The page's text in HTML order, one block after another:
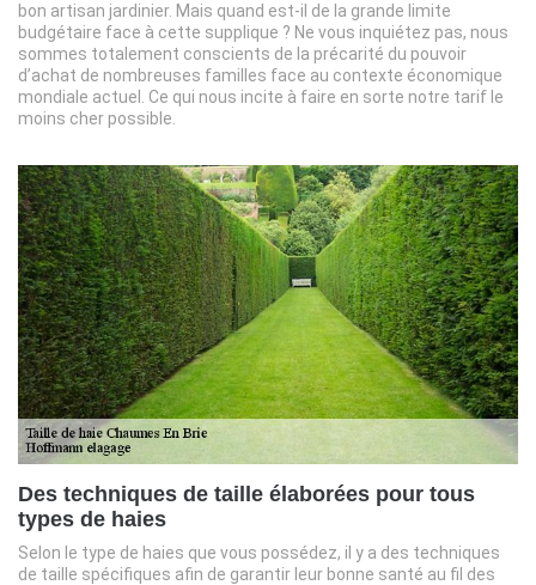
bon artisan jardinier. Mais quand est-il de la grande limite
budgétaire face à cette supplique ? Ne vous inquiétez pas, nous
sommes totalement conscients de la précarité du pouvoir
d’achat de nombreuses familles face au contexte économique
mondiale actuel. Ce qui nous incite à faire en sorte notre tarif le
moins cher possible.
Des techniques de taille élaborées pour tous
types de haies
Selon le type de haies que vous possédez, il y a des techniques
de taille spécifiques afin de garantir leur bonne santé au fil des